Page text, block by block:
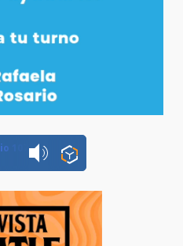
Sensation Radio 107.5 Neuquen